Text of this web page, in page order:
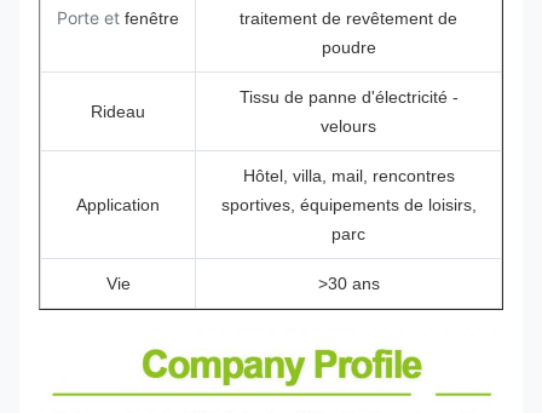
Porte et fenêtre
traitement de revêtement de
poudre
Rideau
Tissu de panne d'électricité -
velours
Application
Hôtel, villa, mail, rencontres
sportives, équipements de loisirs,
parc
Vie >30 ans